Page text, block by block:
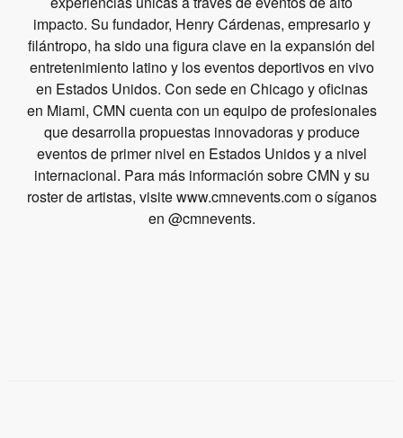
impacto. Su fundador, Henry Cárdenas, empresario y
filántropo, ha sido una figura clave en la expansión del
entretenimiento latino y los eventos deportivos en vivo
en Estados Unidos. Con sede en Chicago y oficinas
en Miami, CMN cuenta con un equipo de profesionales
que desarrolla propuestas innovadoras y produce
eventos de primer nivel en Estados Unidos y a nivel
internacional. Para más información sobre CMN y su
roster de artistas, visite www.cmnevents.com o síganos
en @cmnevents.